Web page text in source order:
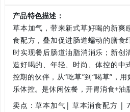
产品特色描述：
草本加气，带来新式草好喝的新爽
食配方，叠加促进肠道蠕动的膳食
时实现餐后肠道油脂消消乐；新创
造好喝的、年轻、时尚、体控的中
控期的伙伴，从“吃草”到“喝草”，
乐体控。是休闲佐餐，开胃消食+油
卖点：草本加气| 草本消食配方 |